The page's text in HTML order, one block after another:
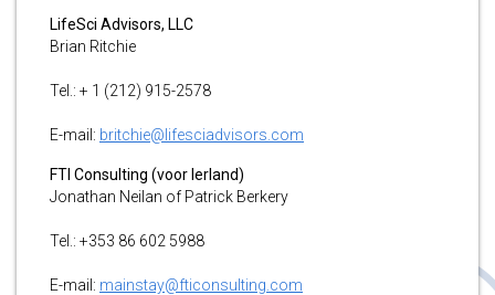
LifeSci Advisors, LLC
Brian Ritchie
Tel.: + 1 (212) 915-2578
E-mail: britchie@lifesciadvisors.com
FTI Consulting (voor Ierland)
Jonathan Neilan of Patrick Berkery
Tel.: +353 86 602 5988
E-mail: mainstay@fticonsulting.com